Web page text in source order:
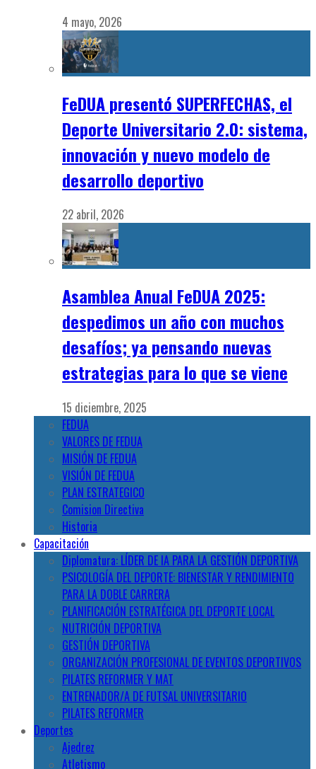
4 mayo, 2026
FeDUA presentó SUPERFECHAS, el
Deporte Universitario 2.0: sistema,
innovación y nuevo modelo de
desarrollo deportivo
22 abril, 2026
Asamblea Anual FeDUA 2025:
despedimos un año con muchos
desafíos; ya pensando nuevas
estrategias para lo que se viene
15 diciembre, 2025
FEDUA
VALORES DE FEDUA
MISIÓN DE FEDUA
VISIÓN DE FEDUA
PLAN ESTRATEGICO
Comision Directiva
Historia
Capacitación
Diplomatura: LÍDER DE IA PARA LA GESTIÓN DEPORTIVA
PSICOLOGÍA DEL DEPORTE: BIENESTAR Y RENDIMIENTO
PARA LA DOBLE CARRERA
PLANIFICACIÓN ESTRATÉGICA DEL DEPORTE LOCAL
NUTRICIÓN DEPORTIVA
GESTIÓN DEPORTIVA
ORGANIZACIÓN PROFESIONAL DE EVENTOS DEPORTIVOS
PILATES REFORMER Y MAT
ENTRENADOR/A DE FUTSAL UNIVERSITARIO
PILATES REFORMER
Deportes
Ajedrez
Atletismo